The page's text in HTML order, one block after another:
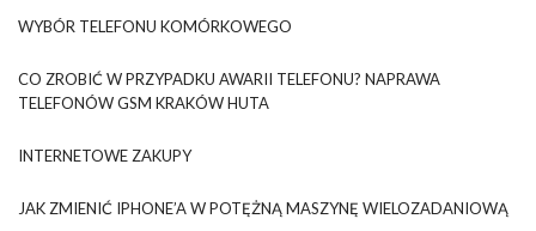
WYBÓR TELEFONU KOMÓRKOWEGO
CO ZROBIĆ W PRZYPADKU AWARII TELEFONU? NAPRAWA
TELEFONÓW GSM KRAKÓW HUTA
INTERNETOWE ZAKUPY
JAK ZMIENIĆ IPHONE’A W POTĘŻNĄ MASZYNĘ WIELOZADANIOWĄ